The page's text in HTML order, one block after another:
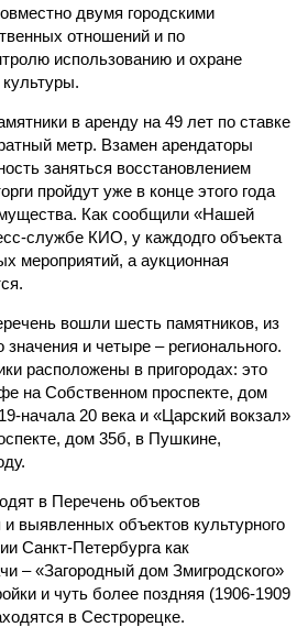
двумя городскими
отношений и по
использованию и охране
в аренду на 49 лет по ставке
метр. Взамен арендаторы
заняться восстановлением
пройдут уже в конце этого года
Как сообщили «Нашей
службе КИО, у каждодго объекта
мероприятий, а аукционная
вошли шесть памятников, из
и четыре – регионального.
расположены в пригородах: это
на Собственном проспекте, дом
начала 20 века и «Царский вокзал»
дом 35б, в Пушкине,
в Перечень объектов
и выявленных объектов культурного
Санкт-Петербурга как
– «Загородный дом Змигродского»
и чуть более поздняя (1906-1909
в Сестрорецке.